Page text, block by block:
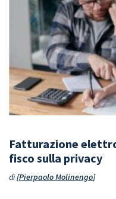
Fatturazione
fisco sulla privacy
di Pierpaolo Molinengo